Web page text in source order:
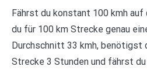
Fährst du konstant 100 kmh
du für 100 km Strecke genau
Durchschnitt 33 kmh, benötigst
Strecke 3 Stunden und fährst